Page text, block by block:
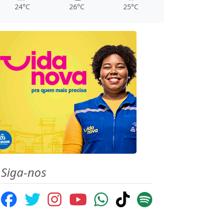
24°C 26°C 25°C
Siga-nos